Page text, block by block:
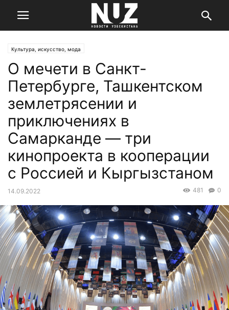
Культура, искусство, мода
О мечети в Санкт-
Петербурге, Ташкентском
землетрясении и
приключениях в
Самарканде — три
кинопроекта в кооперации
с Россией и Кыргызстаном
14.09.2022 0
481